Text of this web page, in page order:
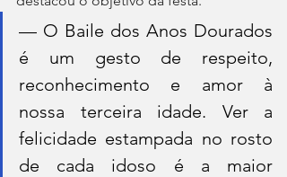
— O Baile dos Anos Dourados
é um gesto de respeito,
reconhecimento e amor à
nossa terceira idade. Ver a
felicidade estampada no rosto
de cada idoso é a maior